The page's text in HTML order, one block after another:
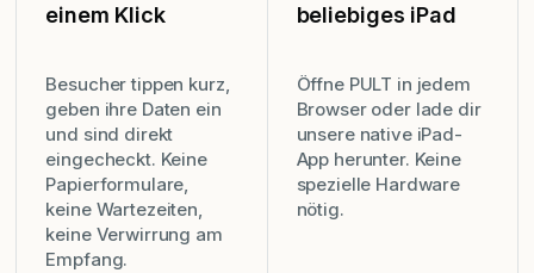
einem Klick
Besucher tippen kurz,
geben ihre Daten ein
und sind direkt
eingecheckt. Keine
Papierformulare,
keine Wartezeiten,
keine Verwirrung am
Empfang.
beliebiges iPad
Öffne PULT in jedem
Browser oder lade dir
unsere native iPad-
App herunter. Keine
spezielle Hardware
nötig.